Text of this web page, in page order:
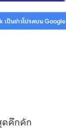
เป็นข่าวโปรดบน Google
ดคึกคัก